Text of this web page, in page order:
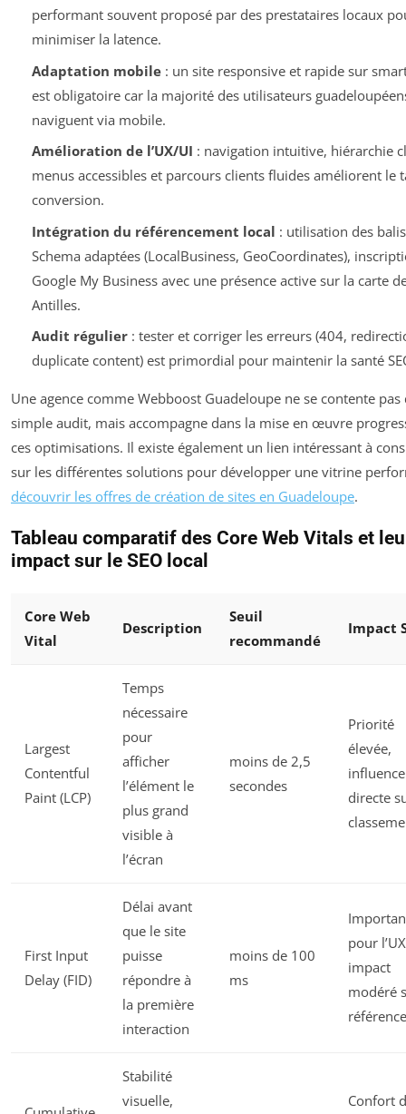
performant souvent proposé par des prestataires locaux
minimiser la latence.
Adaptation mobile: un site responsive et rapide sur
est obligatoire car la majorité des utilisateurs
naviguent via mobile.
Amélioration de l’UX/UI : navigation intuitive, hiérarchie
menus accessibles et parcours clients fluides améliorent le
conversion.
Intégration du référencement local : utilisation des
Schema adaptées (LocalBusiness, GeoCoordinates),
Google My Business avec une présence active sur la carte
Antilles.
Audit régulier: tester et corriger les erreurs (404,
duplicate content) est primordial pour maintenir la santé
Une agence comme Webboost Guadeloupe ne se contente pas
simple audit, mais accompagne dans la mise en œuvre
ces optimisations. Il existe également un lien intéressant à
sur les différentes solutions pour développer une vitrine
découvrir les offres de création de sites en Guadeloupe.
Tableau comparatif des Core Web Vitals et
impact sur le SEO local
Core Web
Vital
Description
Seuil
recommandé
Impact
Largest
Contentful
Paint (LCP)
Temps
nécessaire
pour
afficher
l’élément le
plus grand
visible à
l’écran
moins de 2,5
secondes
Priorité
élevée,
influence
directe
First Input
Delay (FID)
Délai avant
que le site
puisse
répondre à
la première
interaction
moins de 100
ms
pour
impact
modéré
Stabilité
visuelle,
Confort